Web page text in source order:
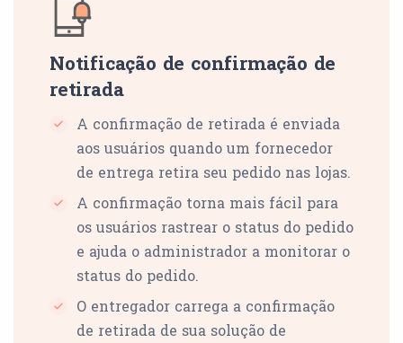
Notificação de confirmação de
retirada
A confirmação de retirada é enviada
aos usuários quando um fornecedor
de entrega retira seu pedido nas lojas.
A confirmação torna mais fácil para
os usuários rastrear o status do pedido
e ajuda o administrador a monitorar o
status do pedido.
O entregador carrega a confirmação
de retirada de sua solução de